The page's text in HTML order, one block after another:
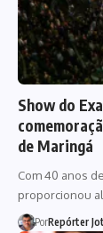
Show do
de Maringá
Com 40 anos
proporcionou
PorRepórter